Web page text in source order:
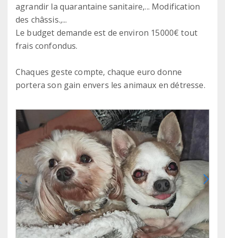
agrandir la quarantaine sanitaire,... Modification
des châssis.,...
Le budget demande est de environ 15000€ tout
frais confondus.
Chaques geste compte, chaque euro donne
portera son gain envers les animaux en détresse.